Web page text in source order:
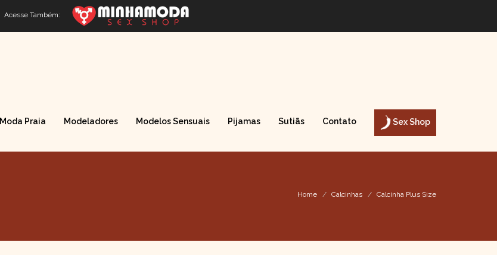
Acesse Também:
Moda Praia Modeladores Modelos Sensuais Pijamas Sutiãs Contato Sex Shop
Home Calcinhas Calcinha Plus Size